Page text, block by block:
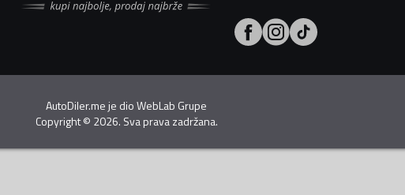
AutoDiler.me je dioWebLab Grupe
Copyright© 2026. Sva prava zadržana.